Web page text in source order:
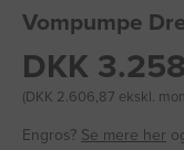
Vompumpe
DKK
(DKK 2.606,87 ekskl.
Engros? Se mere her